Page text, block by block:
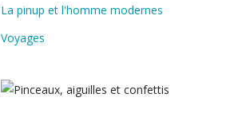
La pinup et l'homme modernes
Voyages